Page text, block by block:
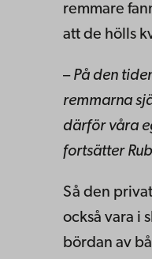
remmare
att de hölls
– På den
remmarna
därför våra
fortsätter
Så den
också vara i
bördan av